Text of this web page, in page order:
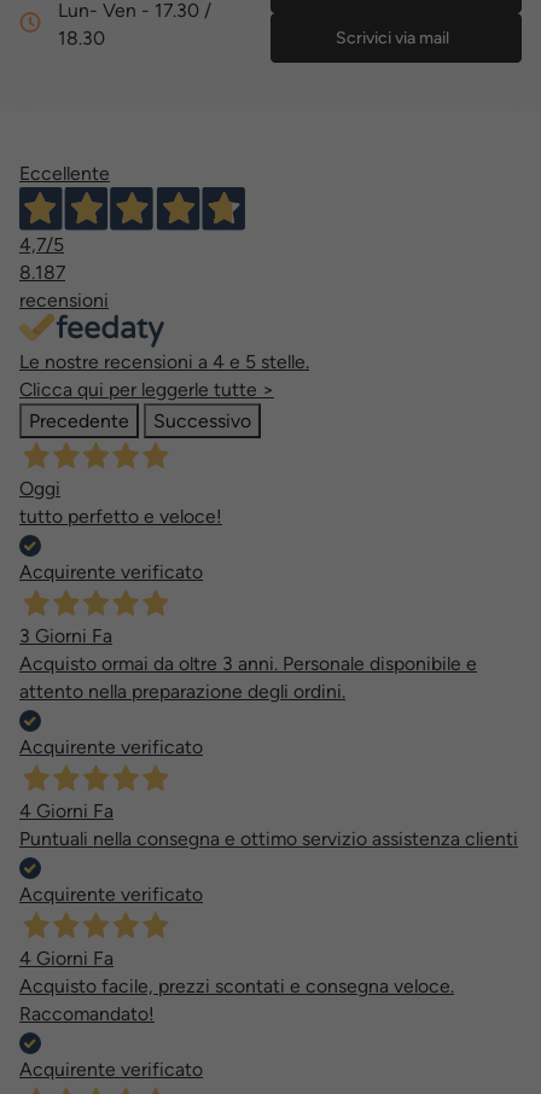
Lun- Ven - 17.30 /
18.30
Scrivici via mail
Eccellente
4,7/5
8.187
recensioni
Le nostre recensioni a 4 e 5 stelle.
Clicca qui per leggerle tutte >
Precedente
Successivo
Oggi
tutto perfetto e veloce!
Acquirente verificato
3 Giorni Fa
Acquisto ormai da oltre 3 anni. Personale disponibile e
attento nella preparazione degli ordini.
Acquirente verificato
4 Giorni Fa
Puntuali nella consegna e ottimo servizio assistenza clienti
Acquirente verificato
4 Giorni Fa
Acquisto facile, prezzi scontati e consegna veloce.
Raccomandato!
Acquirente verificato